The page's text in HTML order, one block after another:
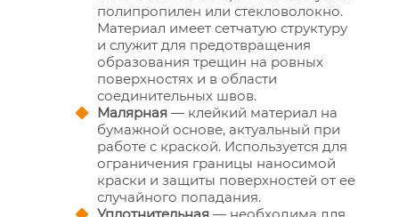
полипропилен или стекловолокно.
Материал имеет сетчатую структуру
и служит для предотвращения
образования трещин на ровных
поверхностях и в области
соединительных швов.
Малярная — клейкий материал на
бумажной основе, актуальный при
работе с краской. Используется для
ограничения границы наносимой
краски и защиты поверхностей от ее
случайного попадания.